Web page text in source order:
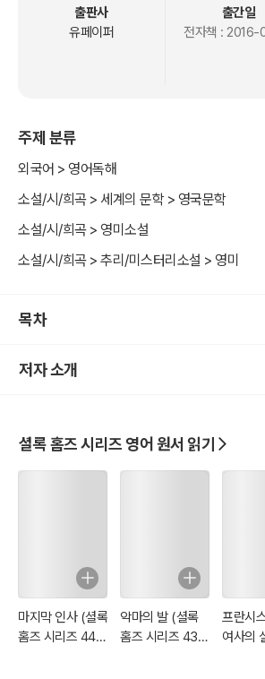
이 작품을 홈즈 시리즈중 최고로 꼽았다. 도일
극 대본과 연출을 맡기도 했다. 이 연극은
는 젊은 여성이 그녀의 동생 줄리아의 의심스런
위해 셜록 홈즈를 찾는다. 결혼을 앞둔 어느날
과 얘기를 나눈 후 줄리아는 비명을 지르고 복
복도로 나와 그녀를 보고 그녀가 죽어가면서 남
끈이었어. 얼룩끈!” 줄리아는 약혼을 한 상태였
유산에서 매년 250파운드의 연금을 받고 있었
사에게 남는 재산은 거의 없을 지경이었다. 물
었다.
출판사
유페이퍼
출간일
전자책 : 2016-
주제 분류
외국어 > 영어독해
소설/시/희곡 > 세계의 문학 > 영국문학
소설/시/희곡 > 영미소설
소설/시/희곡 > 추리/미스터리소설 > 영미
목차
저자 소개
셜록 홈즈 시리즈 영어 원서 읽기
마지막 인사 (셜록
홈즈 시리즈 44 :
악마의 발 (셜록
홈즈 시리즈 43 :
프란시
여사의